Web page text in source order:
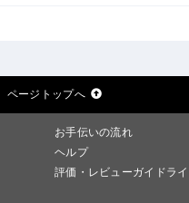
ページトップへ
お手伝いの流れ
ヘルプ
評価・レビューガイドラ